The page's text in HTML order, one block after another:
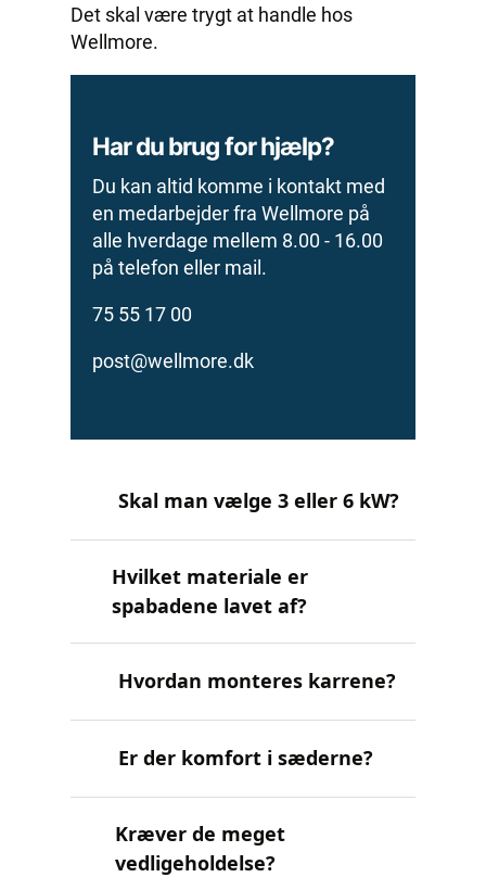
Det skal være trygt at handle hos
Wellmore.
Har du brug for hjælp?
Du kan altid komme i kontakt med
en medarbejder fra Wellmore på
alle hverdage mellem 8.00 - 16.00
på telefon eller mail.
75 55 17 00
post@wellmore.dk
Skal man vælge 3 eller 6 kW?
Hvilket materiale er
spabadene lavet af?
Hvordan monteres karrene?
Er der komfort i sæderne?
Kræver de meget
vedligeholdelse?